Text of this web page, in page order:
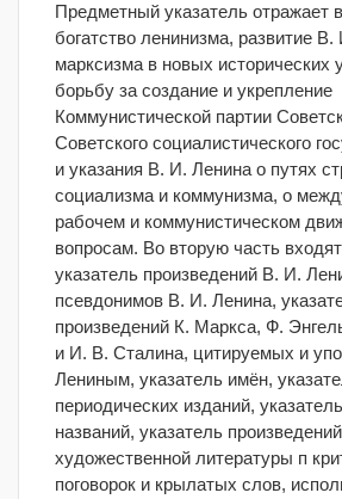
Предметный указатель отражает
богатство ленинизма, развитие
марксизма в новых исторических
борьбу за создание и укрепление
Коммунистической партии
Советского социалистического
и указания В. И. Ленина о путях
социализма и коммунизма, о
рабочем и коммунистическом
вопросам. Во вторую часть
указатель произведений В. И.
псевдонимов В. И. Ленина,
произведений К. Маркса, Ф.
и И. В. Сталина, цитируемых и
Лениным, указатель имён,
периодических изданий,
названий, указатель произведений
художественной литературы п
поговорок и крылатых слов,